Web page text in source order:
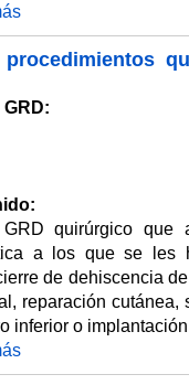
quirúrgico que
a los que se les
de dehiscencia
reparación cutánea,
inferior o